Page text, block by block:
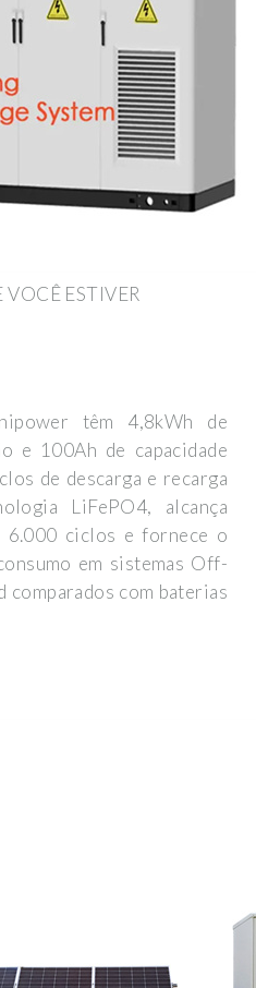
ESTIVER
têm 4,8kWh de
e 100Ah de capacidade
de descarga e recarga
LiFePO4, alcança
6.000 ciclos e fornece o
em sistemas Off-
com baterias